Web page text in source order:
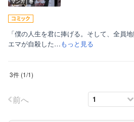
「僕の人生を君に捧げる。そして、全員
エマが自殺した…もっと見る
3件 (1/1)
前へ